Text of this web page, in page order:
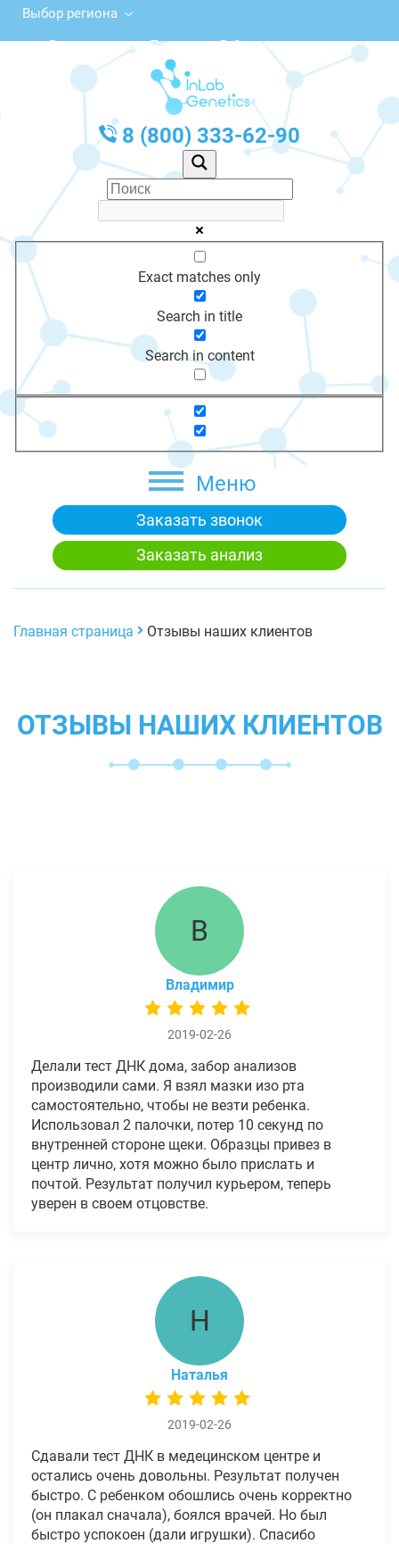
Выбор региона
ул. Вице-адмирала Падорина, 5, Североморск
с 10:00 до 20:00
График работы: Пн-Пт с 10:00 до 20:00
8 (800) 333-62-90
Exact matches only
Search in title
Search in content
Меню
Заказать звонок
Заказать анализ
Главная страница Отзывы наших клиентов
ОТЗЫВЫ НАШИХ КЛИЕНТОВ
В
Владимир
2019-02-26
Делали тест ДНК дома, забор анализов
производили сами. Я взял мазки изо рта
самостоятельно, чтобы не везти ребенка.
Использовал 2 палочки, потер 10 секунд по
внутренней стороне щеки. Образцы привез в
центр лично, хотя можно было прислать и
почтой. Результат получил курьером, теперь
уверен в своем отцовстве.
Н
Наталья
2019-02-26
Сдавали тест ДНК в медецинском центре и
остались очень довольны. Результат получен
быстро. С ребенком обошлись очень корректно
(он плакал сначала), боялся врачей. Но был
быстро успокоен (дали игрушки). Спасибо